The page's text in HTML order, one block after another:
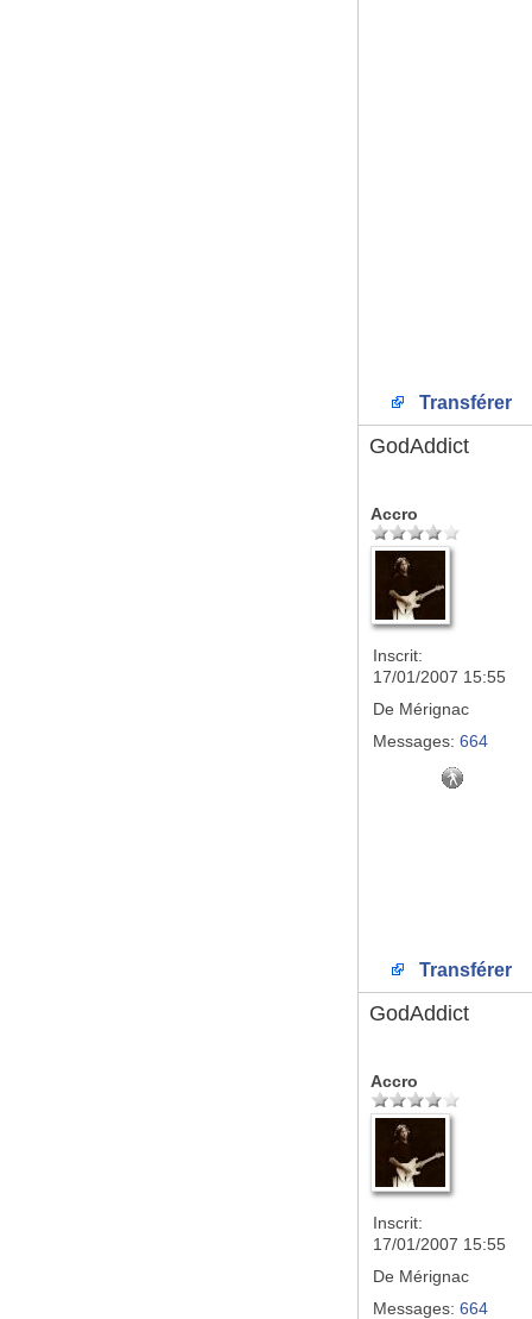
Transférer
GodAddict
Accro
Inscrit:
17/01/2007 15:55
De Mérignac
Messages: 664
Transférer
GodAddict
Accro
Inscrit:
17/01/2007 15:55
De Mérignac
Messages: 664